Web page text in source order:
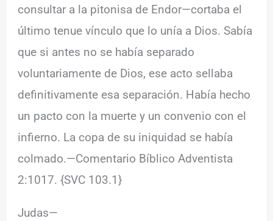
consultar a la pitonisa de Endor—cortaba el
último tenue vínculo que lo unía a Dios. Sabía
que si antes no se había separado
voluntariamente de Dios, ese acto sellaba
definitivamente esa separación. Había hecho
un pacto con la muerte y un convenio con el
infierno. La copa de su iniquidad se había
colmado.—Comentario Bíblico Adventista
2:1017. {SVC 103.1}
Judas—